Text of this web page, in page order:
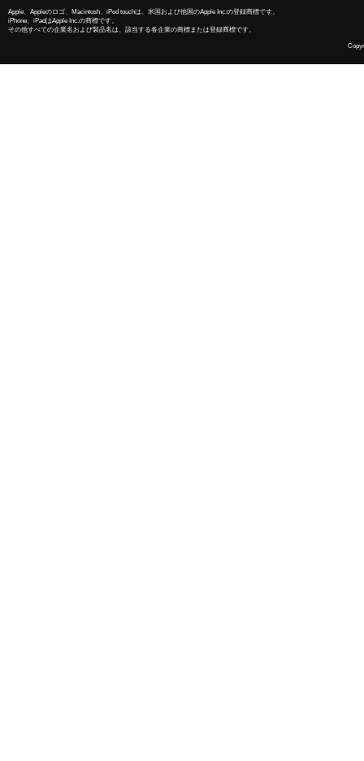
Apple、Appleのロゴ、Macintosh、iPod touchは、米国および他国のApple Inc.の登録商標です。
iPhone、iPadはApple Inc.の商標です。
その他すべての企業名および製品名は、該当する各企業の商標または登録商標です。